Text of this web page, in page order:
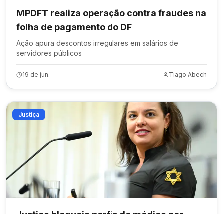
MPDFT realiza operação contra fraudes na
folha de pagamento do DF
Ação apura descontos irregulares em salários de
servidores públicos
19 de jun. Tiago Abech
Justiça